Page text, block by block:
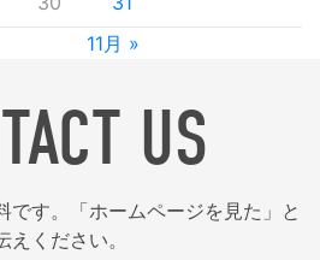
11月 »
US
です。「ホームページを見た」と
えください。